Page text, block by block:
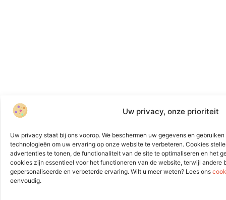
Uw privacy, onze prioriteit
Uw privacy staat bij ons voorop. We beschermen uw gegevens en
technologieën om uw ervaring op onze website te verbeteren. Cookies
advertenties te tonen, de functionaliteit van de site te optimaliseren en het
cookies zijn essentieel voor het functioneren van de website, terwijl andere
gepersonaliseerde en verbeterde ervaring. Wilt u meer weten? Lees ons
eenvoudig.